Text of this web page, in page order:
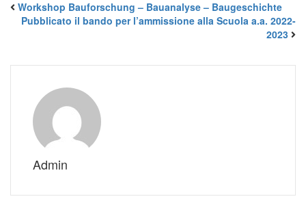
Workshop Bauforschung – Bauanalyse – Baugeschichte
Pubblicato il bando per l’ammissione alla Scuola a.a. 2022-
2023
Admin